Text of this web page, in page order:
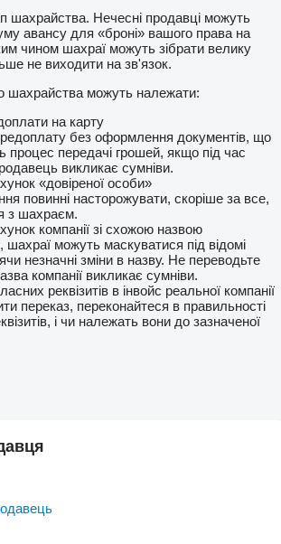
шахрайства. Нечесні продавці можуть
авансу для «броні» вашого права на
чином шахраї можуть зібрати велику
не виходити на зв'язок.
шахрайства можуть належати:
на карту
без оформлення документів, що
процес передачі грошей, якщо під час
викликає сумніви.
«довіреної особи»
повинні насторожувати, скоріше за все,
з шахраєм.
компанії зі схожою назвою
шахраї можуть маскуватися під відомі
незначні зміни в назву. Не переводьте
компанії викликає сумніви.
реквізитів в інвойс реальної компанії
переказ, переконайтеся в правильності
і чи належать вони до зазначеної